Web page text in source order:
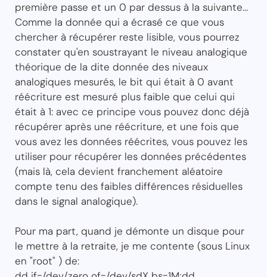
première passe et un 0 par dessus à la suivante...
Comme la donnée qui a écrasé ce que vous
chercher à récupérer reste lisible, vous pourrez
constater qu'en soustrayant le niveau analogique
théorique de la dite donnée des niveaux
analogiques mesurés, le bit qui était à 0 avant
réécriture est mesuré plus faible que celui qui
était à 1: avec ce principe vous pouvez donc déjà
récupérer après une réécriture, et une fois que
vous avez les données réécrites, vous pouvez les
utiliser pour récupérer les données précédentes
(mais là, cela devient franchement aléatoire
compte tenu des faibles différences résiduelles
dans le signal analogique).
Pour ma part, quand je démonte un disque pour
le mettre à la retraite, je me contente (sous Linux
en "root" ) de: